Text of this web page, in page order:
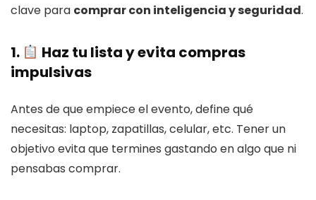
clave para comprar con inteligencia y seguridad.
1.
Haz tu lista y evita compras
impulsivas
Antes de que empiece el evento, define qué
necesitas: laptop, zapatillas, celular, etc. Tener un
objetivo evita que termines gastando en algo que ni
pensabas comprar.